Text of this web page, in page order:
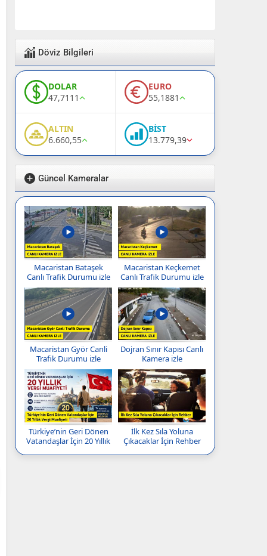
Döviz Bilgileri
DOLAR
47,7111
EURO
55,1881
ALTIN
6.660,55
BİST
13.779,39
Güncel Kameralar
Macaristan Bataşek
Canlı Trafik Durumu izle
Macaristan Keçkemet
Canlı Trafik Durumu izle
Macaristan Györ Canli
Trafik Durumu izle
Dojran Sınır Kapısı Canlı
Kamera izle
Türkiye’nin Geri Dönen
Vatandaşlar İçin 20 Yıllık
İlk Kez Sıla Yoluna
Çıkacaklar İçin Rehber